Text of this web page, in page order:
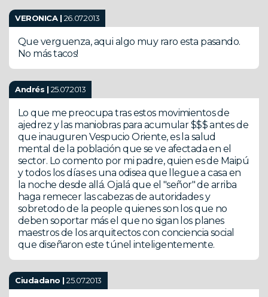
VERONICA | 26.07.2013
Que verguenza, aqui algo muy raro esta pasando.
No más tacos!
Andrés | 25.07.2013
Lo que me preocupa tras estos movimientos de
ajedrez y las maniobras para acumular $$$ antes de
que inauguren Vespucio Oriente, es la salud
mental de la población que se ve afectada en el
sector. Lo comento por mi padre, quien es de Maipú
y todos los días es una odisea que llegue a casa en
la noche desde allá. Ojalá que el "señor" de arriba
haga remecer las cabezas de autoridades y
sobretodo de la people quienes son los que no
deben soportar más el que no sigan los planes
maestros de los arquitectos con conciencia social
que diseñaron este túnel inteligentemente.
Ciudadano |25.07.2013